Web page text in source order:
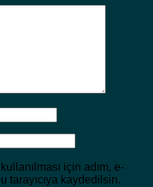
için adım, e-
tarayıcıya kaydedilsin.